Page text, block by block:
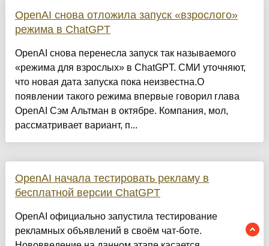
OpenAI снова отложила запуск «взрослого»
режима в ChatGPT
OpenAI снова перенесла запуск так называемого
«режима для взрослых» в ChatGPT. СМИ уточняют,
что новая дата запуска пока неизвестна.О
появлении такого режима впервые говорил глава
OpenAI Сэм Альтман в октябре. Компания, мол,
рассматривает вариант, п...
OpenAI начала тестировать рекламу в
бесплатной версии ChatGPT
OpenAI официально запустила тестирование
рекламных объявлений в своём чат-боте.